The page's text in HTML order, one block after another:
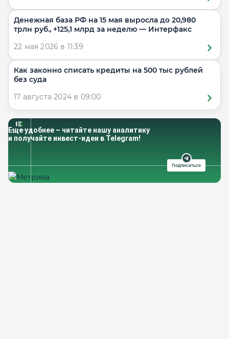
Денежная база РФ на 15 мая выросла до 20,980
трлн руб., +125,1 млрд за неделю — Интерфакс
22 мая 2026 в 11:39
Как законно списать кредиты на 500 тыс рублей
без суда
17 августа 2024 в 09:00
Еще удобнее – читайте нашу аналитику
и получайте инвест-идеи в Telegram!
Подписаться